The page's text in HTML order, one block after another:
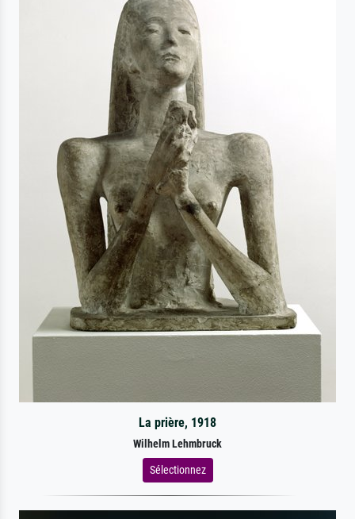
La prière, 1918
Wilhelm Lehmbruck
Sélectionnez